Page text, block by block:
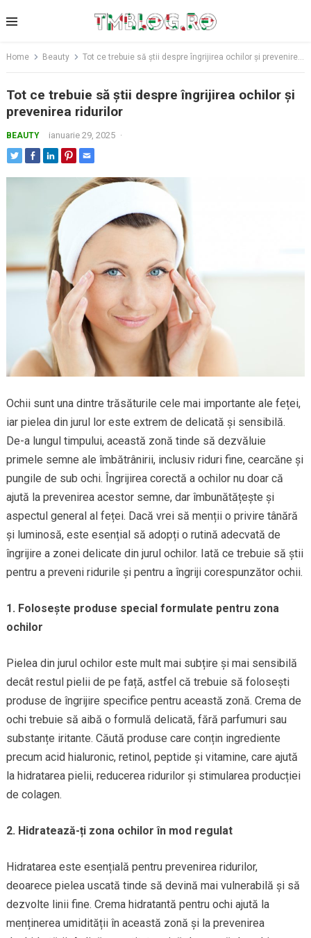
to
Home Beauty Tot ce trebuie să știi despre îngrijirea ochilor și prevenirea ridurilor
Tot ce trebuie să știi despre îngrijirea ochilor și
prevenirea ridurilor
BEAUTY ianuarie 29, 2025 ·
Ochii sunt una dintre trăsăturile cele mai importante ale feței,
iar pielea din jurul lor este extrem de delicată și sensibilă.
De-a lungul timpului, această zonă tinde să dezvăluie
primele semne ale îmbătrânirii, inclusiv riduri fine, cearcăne și
pungile de sub ochi. Îngrijirea corectă a ochilor nu doar că
ajută la prevenirea acestor semne, dar îmbunătățește și
aspectul general al feței. Dacă vrei să menții o privire tânără
și luminosă, este esențial să adopți o rutină adecvată de
îngrijire a zonei delicate din jurul ochilor. Iată ce trebuie să știi
pentru a preveni ridurile și pentru a îngriji corespunzător ochii.
1. Folosește produse special formulate pentru zona
ochilor
Pielea din jurul ochilor este mult mai subțire și mai sensibilă
decât restul pielii de pe față, astfel că trebuie să folosești
produse de îngrijire specifice pentru această zonă. Crema de
ochi trebuie să aibă o formulă delicată, fără parfumuri sau
substanțe iritante. Căută produse care conțin ingrediente
precum acid hialuronic, retinol, peptide și vitamine, care ajută
la hidratarea pielii, reducerea ridurilor și stimularea producției
de colagen.
2. Hidratează-ți zona ochilor în mod regulat
Hidratarea este esențială pentru prevenirea ridurilor,
deoarece pielea uscată tinde să devină mai vulnerabilă și să
dezvolte linii fine. Crema hidratantă pentru ochi ajută la
menținerea umidității în această zonă și la prevenirea